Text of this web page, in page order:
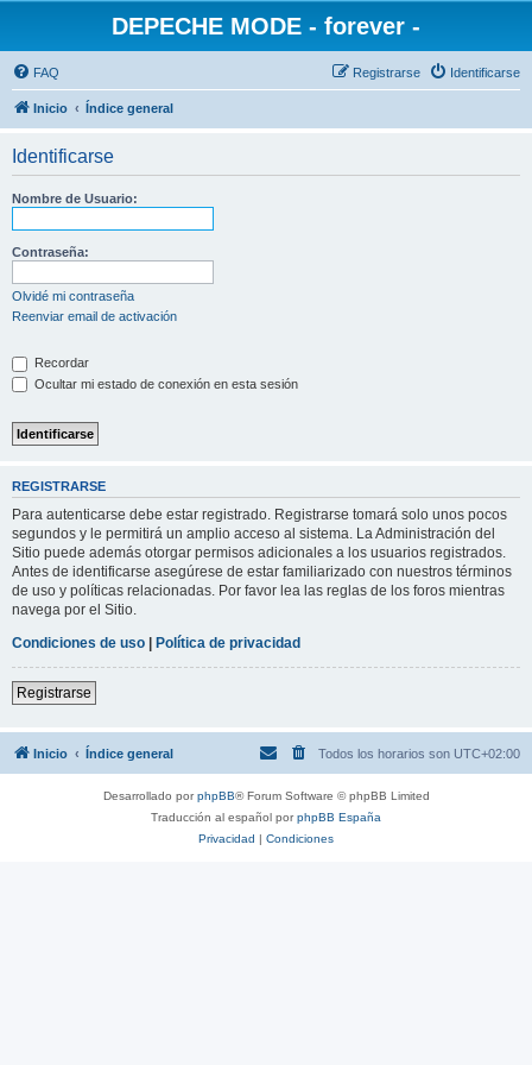
DEPECHE MODE - forever -
FAQ Identificarse
Registrarse
Inicio Índice general
Identificarse
Nombre de Usuario:
Contraseña:
Olvidé mi contraseña
Reenviar email de activación
Recordar
Ocultar mi estado de conexión en esta sesión
REGISTRARSE
Para autenticarse debe estar registrado. Registrarse tomará solo unos pocos
segundos y le permitirá un amplio acceso al sistema. La Administración del
Sitio puede además otorgar permisos adicionales a los usuarios registrados.
Antes de identificarse asegúrese de estar familiarizado con nuestros términos
de uso y políticas relacionadas. Por favor lea las reglas de los foros mientras
navega por el Sitio.
Condiciones de uso | Política de privacidad
Registrarse
Inicio Índice general Todos los horarios son UTC+02:00
Desarrollado porphpBB® Forum Software © phpBB Limited
Traducción al español porphpBB España
Privacidad | Condiciones